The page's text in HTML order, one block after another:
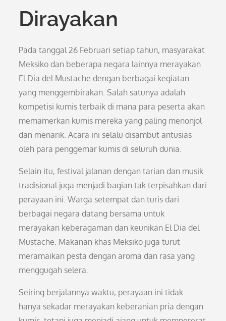
Dirayakan
Pada tanggal 26 Februari setiap tahun, masyarakat
Meksiko dan beberapa negara lainnya merayakan
El Dia del Mustache dengan berbagai kegiatan
yang menggembirakan. Salah satunya adalah
kompetisi kumis terbaik di mana para peserta akan
memamerkan kumis mereka yang paling menonjol
dan menarik. Acara ini selalu disambut antusias
oleh para penggemar kumis di seluruh dunia.
Selain itu, festival jalanan dengan tarian dan musik
tradisional juga menjadi bagian tak terpisahkan dari
perayaan ini. Warga setempat dan turis dari
berbagai negara datang bersama untuk
merayakan keberagaman dan keunikan El Dia del
Mustache. Makanan khas Meksiko juga turut
meramaikan pesta dengan aroma dan rasa yang
menggugah selera.
Seiring berjalannya waktu, perayaan ini tidak
hanya sekadar merayakan keberanian pria dengan